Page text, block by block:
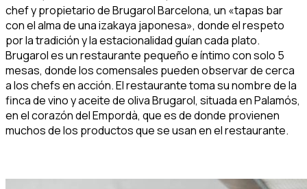
chef y propietario de Brugarol Barcelona, un «tapas bar
con el alma de una izakaya japonesa», donde el respeto
por la tradición y la estacionalidad guían cada plato.
Brugarol es un restaurante pequeño e íntimo con solo 5
mesas, donde los comensales pueden observar de cerca
a los chefs en acción. El restaurante toma su nombre de la
finca de vino y aceite de oliva Brugarol, situada en Palamós,
en el corazón del Empordà, que es de donde provienen
muchos de los productos que se usan en el restaurante.